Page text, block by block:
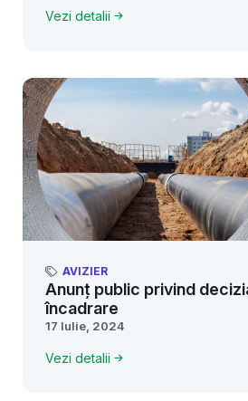
Vezi detalii
AVIZIER
Anunț public privind
încadrare
17 Iulie, 2024
Vezi detalii